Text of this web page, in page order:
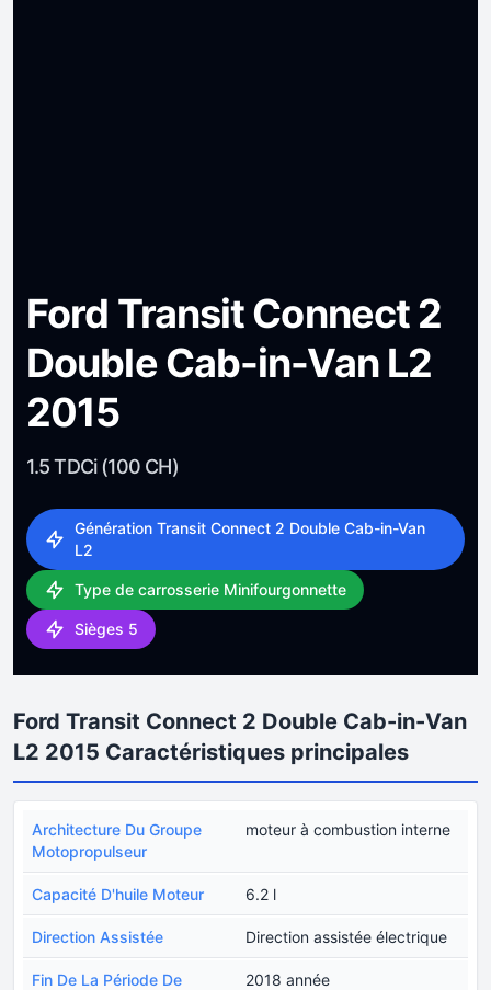
Ford Transit Connect 2
Double Cab-in-Van L2
2015
1.5 TDCi (100 CH)
Génération Transit Connect 2 Double Cab-in-Van
L2
Type de carrosserie Minifourgonnette
Sièges 5
Ford Transit Connect 2 Double Cab-in-Van
L2 2015 Caractéristiques principales
Architecture Du Groupe
Motopropulseur
moteur à combustion interne
Capacité D'huile Moteur 6.2 l
Direction Assistée Direction assistée électrique
Fin De La Période De
2018 année